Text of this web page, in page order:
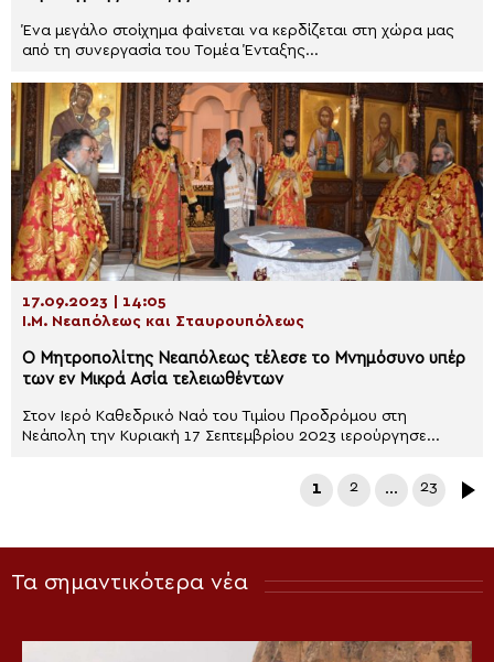
Ένα μεγάλο στοίχημα φαίνεται να κερδίζεται στη χώρα μας
από τη συνεργασία του Τομέα Ένταξης...
17.09.2023 | 14:05
Ι.Μ. Νεαπόλεως και Σταυρουπόλεως
Ο Μητροπολίτης Νεαπόλεως τέλεσε το Μνημόσυνο υπέρ
των εν Μικρά Ασία τελειωθέντων
Στον Ιερό Καθεδρικό Ναό του Τιμίου Προδρόμου στη
Νεάπολη την Κυριακή 17 Σεπτεμβρίου 2023 ιερούργησε...
1 2 … 23
Τα σημαντικότερα νέα